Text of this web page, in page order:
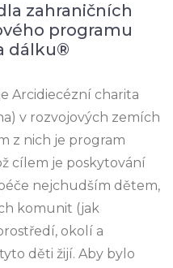
zahraničních
programu
dálku®
Arcidiecézní charita
v rozvojových zemích
z nich je program
cílem je poskytování
nejchudším dětem,
komunit (jak
okolí a
děti žijí. Aby bylo